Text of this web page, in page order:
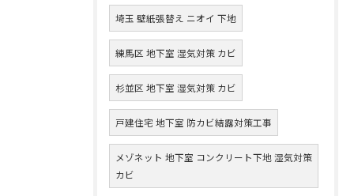
埼玉 壁紙張替え ニオイ 下地
練馬区 地下室 湿気対策 カビ
杉並区 地下室 湿気対策 カビ
戸建住宅 地下室 防カビ結露対策工事
メゾネット 地下室 コンクリート下地 湿気対策
カビ